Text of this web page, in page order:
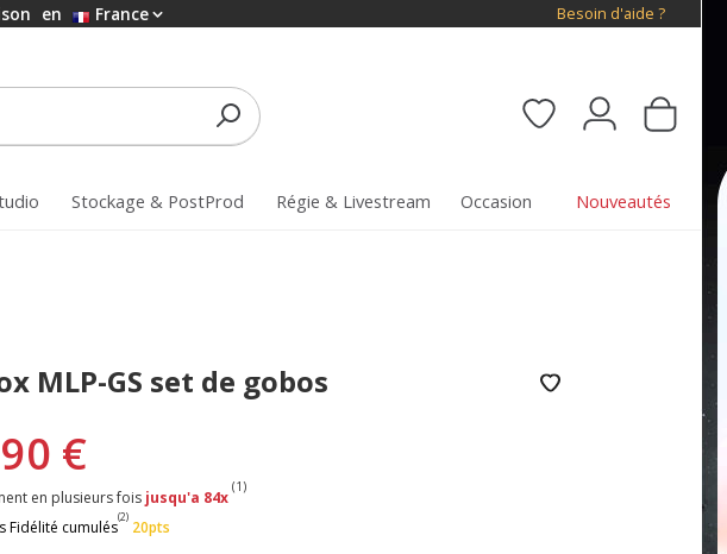
en France Besoin d'aide ?
Stockage & PostProd Régie & Livestream Occasion Nouveautés
MLP-GS set de gobos
€
en plusieurs fois jusqu'a 84x
(1)
Fidélité cumulés
(2)
20pts